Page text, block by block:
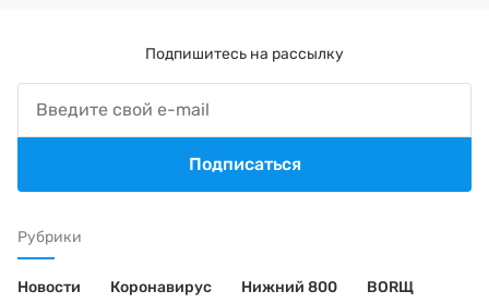
Рубрики
Новости Коронавирус Нижний 800 BORЩ
Подпишитесь на рассылку
Подписаться